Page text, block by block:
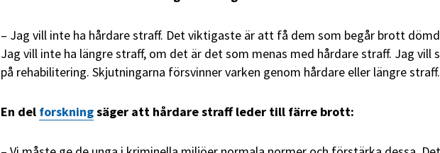
– Jag vill inte ha hårdare straff. Det viktigaste är att få dem som begår brott
Jag vill inte ha längre straff, om det är det som menas med hårdare straff. Jag vill
på rehabilitering. Skjutningarna försvinner varken genom hårdare eller längre straff.
En del forskningsäger att hårdare straff leder till färre brott: